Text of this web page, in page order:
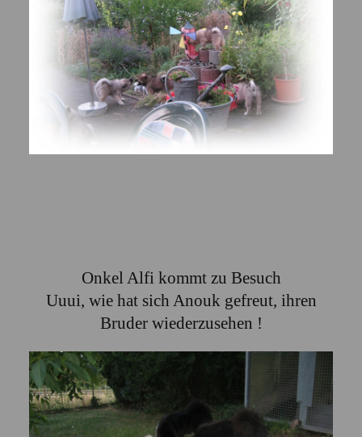
Onkel Alfi kommt zu Besuch
Uuui, wie hat sich Anouk gefreut, ihren
Bruder wiederzusehen !